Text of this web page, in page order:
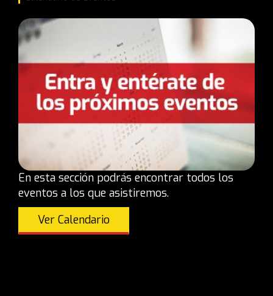
En esta sección podrás encontrar todos los
eventos a los que asistiremos.
Ver Calendario